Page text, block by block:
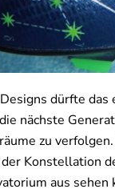
dürfte das
nächste
zu
Konstellation
aus